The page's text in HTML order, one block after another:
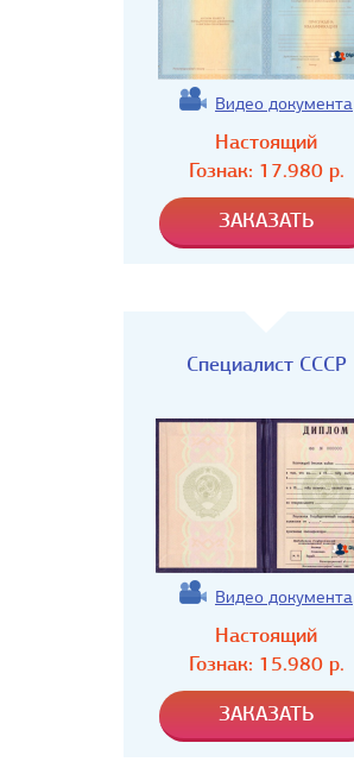
Видео документа
Настоящий
Гознак: 17.980р.
Специалист СССР
Видео документа
Настоящий
Гознак: 15.980р.